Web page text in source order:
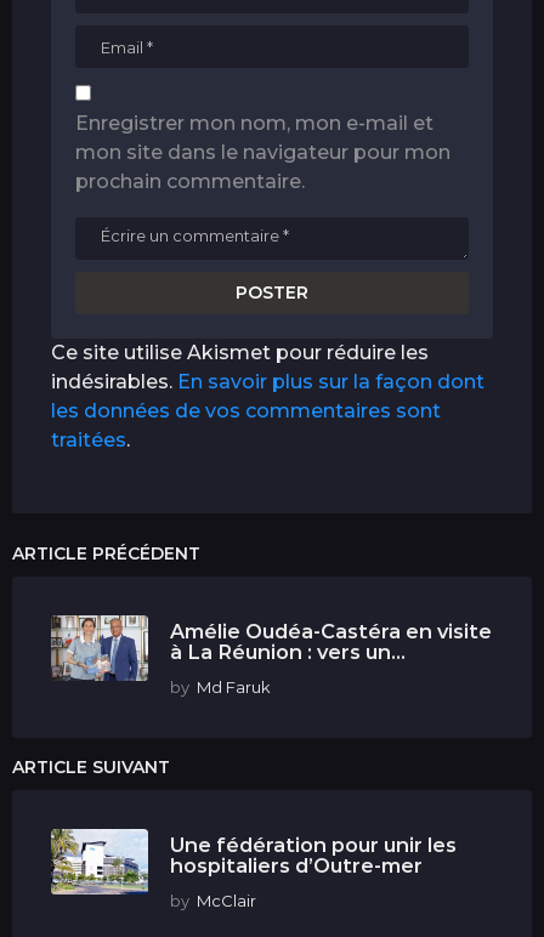
Enregistrer mon nom, mon e-mail et
mon site dans le navigateur pour mon
prochain commentaire.
Ce site utilise Akismet pour réduire les
indésirables. En savoir plus sur la façon dont
les données de vos commentaires sont
traitées.
ARTICLE PRÉCÉDENT
Amélie Oudéa-Castéra en visite
à La Réunion : vers un...
by Md Faruk
ARTICLE SUIVANT
Une fédération pour unir les
hospitaliers d’Outre-mer
by McClair